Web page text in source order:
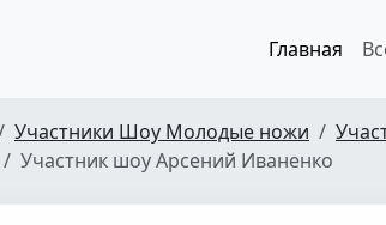
Главная
Участники Шоу Молодые ножи
Участник шоу Арсений Иваненко